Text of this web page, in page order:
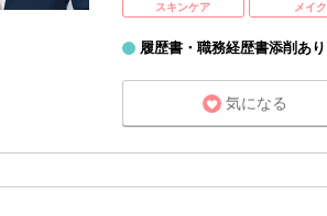
スキンケア
メイク
履歴書・職務経歴書添削あり
気になる